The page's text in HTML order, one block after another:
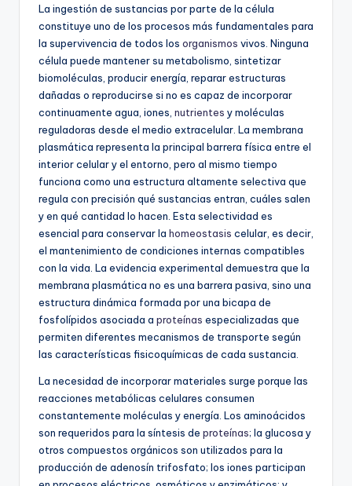
La ingestión de sustancias por parte de la célula
constituye uno de los procesos más fundamentales para
la supervivencia de todos los organismos vivos. Ninguna
célula puede mantener su metabolismo, sintetizar
biomoléculas, producir energía, reparar estructuras
dañadas o reproducirse si no es capaz de incorporar
continuamente agua, iones, nutrientes y moléculas
reguladoras desde el medio extracelular. La membrana
plasmática representa la principal barrera física entre el
interior celular y el entorno, pero al mismo tiempo
funciona como una estructura altamente selectiva que
regula con precisión qué sustancias entran, cuáles salen
y en qué cantidad lo hacen. Esta selectividad es
esencial para conservar la homeostasis celular, es decir,
el mantenimiento de condiciones internas compatibles
con la vida. La evidencia experimental demuestra que la
membrana plasmática no es una barrera pasiva, sino una
estructura dinámica formada por una bicapa de
fosfolípidos asociada a proteínas especializadas que
permiten diferentes mecanismos de transporte según
las características fisicoquímicas de cada sustancia.
La necesidad de incorporar materiales surge porque las
reacciones metabólicas celulares consumen
constantemente moléculas y energía. Los aminoácidos
son requeridos para la síntesis de proteínas; la glucosa y
otros compuestos orgánicos son utilizados para la
producción de adenosín trifosfato; los iones participan